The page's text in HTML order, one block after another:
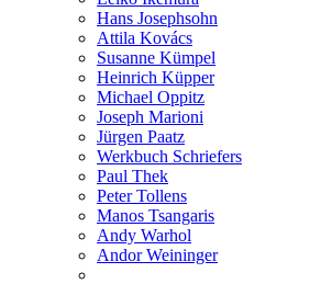
Hans Josephsohn
Attila Kovács
Susanne Kümpel
Heinrich Küpper
Michael Oppitz
Joseph Marioni
Jürgen Paatz
Werkbuch Schriefers
Paul Thek
Peter Tollens
Manos Tsangaris
Andy Warhol
Andor Weininger